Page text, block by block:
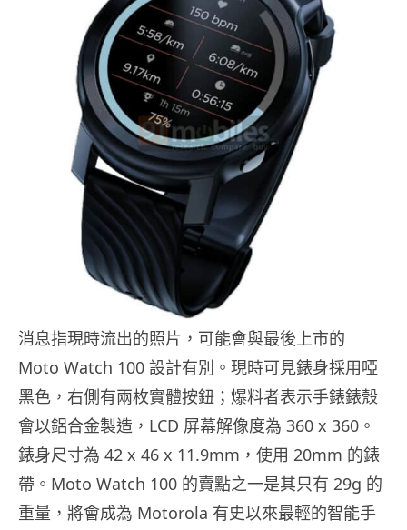
消息指現時流出的照片，可能會與最後上市的
Moto Watch 100 設計有別。現時可見錶身採用啞
黑色，右側有兩枚實體按鈕；爆料者表示手錶錶殼
會以鋁合金製造，LCD 屏幕解像度為 360 x 360。
錶身尺寸為 42 x 46 x 11.9mm，使用 20mm 的錶
帶。Moto Watch 100 的賣點之一是其只有 29g 的
重量，將會成為 Motorola 有史以來最輕的智能手